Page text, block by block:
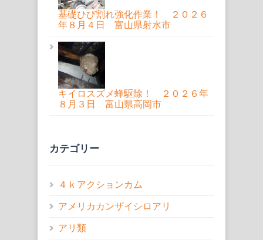
基礎ひび割れ強化作業！ ２０２６
年８月４日 富山県射水市
キイロスズメ蜂駆除！ ２０２６年
８月３日 富山県高岡市
カテゴリー
４ｋアクションカム
アメリカカンザイシロアリ
アリ類